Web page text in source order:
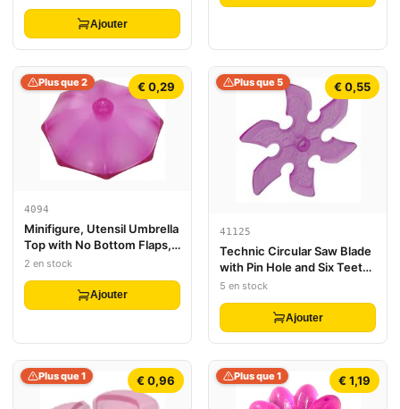
Ajouter
€ 0,29
Plus que 2
4094
Minifigure, Utensil Umbrella
Top with No Bottom Flaps,
6 x 6 with Top Stud
2 en stock
Ajouter
€ 0,55
Plus que 5
41125
Technic Circular Saw Blade
with Pin Hole and Six Teeth
(Large Shuriken)
5 en stock
Ajouter
€ 0,96
Plus que 1 € 1,19
Plus que 1